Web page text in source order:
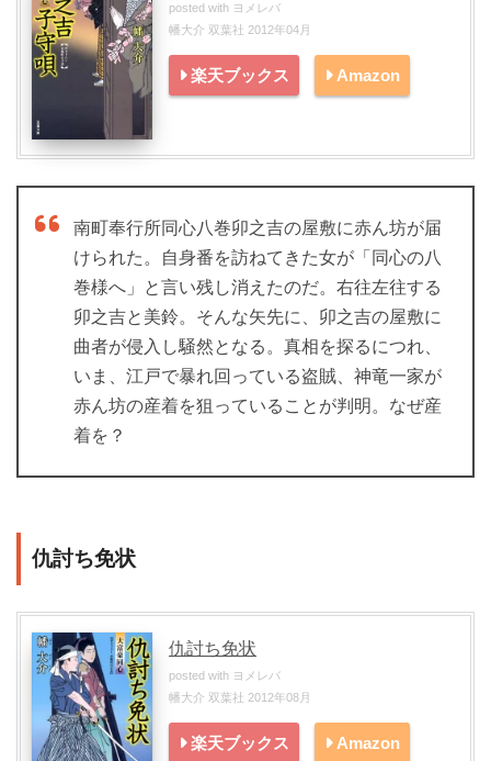
posted with ヨメレバ
幡大介 双葉社 2012年04月
楽天ブックス Amazon
南町奉行所同心八巻卯之吉の屋敷に赤ん坊が届
けられた。自身番を訪ねてきた女が「同心の八
巻様へ」と言い残し消えたのだ。右往左往する
卯之吉と美鈴。そんな矢先に、卯之吉の屋敷に
曲者が侵入し騒然となる。真相を探るにつれ、
いま、江戸で暴れ回っている盗賊、神竜一家が
赤ん坊の産着を狙っていることが判明。なぜ産
着を？
仇討ち免状
仇討ち免状
posted with ヨメレバ
幡大介 双葉社 2012年08月
楽天ブックス Amazon